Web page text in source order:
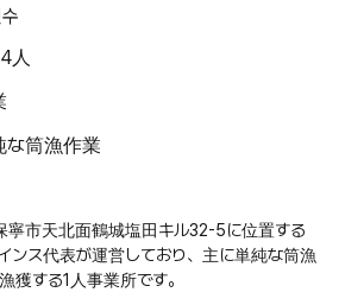
人
な筒漁作業
寧市天北面鶴城塩田キル32-5に位置する
ンス代表が運営しており、主に単純な筒漁
獲する1人事業所です。